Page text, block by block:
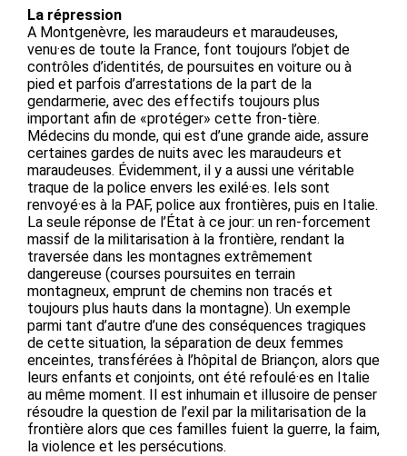
La répression
A Montgenèvre, les maraudeurs et maraudeuses,
venu·es de toute la France, font toujours l’objet de
contrôles d’identités, de poursuites en voiture ou à
pied et parfois d’arrestations de la part de la
gendarmerie, avec des effectifs toujours plus
important afin de «protéger» cette fron-tière.
Médecins du monde, qui est d’une grande aide, assure
certaines gardes de nuits avec les maraudeurs et
maraudeuses. Évidemment, il y a aussi une véritable
traque de la police envers les exilé·es. Iels sont
renvoyé·es à la PAF, police aux frontières, puis en Italie.
La seule réponse de l’État à ce jour: un ren-forcement
massif de la militarisation à la frontière, rendant la
traversée dans les montagnes extrêmement
dangereuse (courses poursuites en terrain
montagneux, emprunt de chemins non tracés et
toujours plus hauts dans la montagne). Un exemple
parmi tant d’autre d’une des conséquences tragiques
de cette situation, la séparation de deux femmes
enceintes, transférées à l’hôpital de Briançon, alors que
leurs enfants et conjoints, ont été refoulé·es en Italie
au même moment. Il est inhumain et illusoire de penser
résoudre la question de l’exil par la militarisation de la
frontière alors que ces familles fuient la guerre, la faim,
la violence et les persécutions.